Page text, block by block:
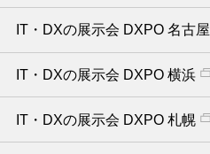
IT・DXの展示会 DXPO 名古屋
IT・DXの展示会 DXPO 横浜
IT・DXの展示会 DXPO 札幌